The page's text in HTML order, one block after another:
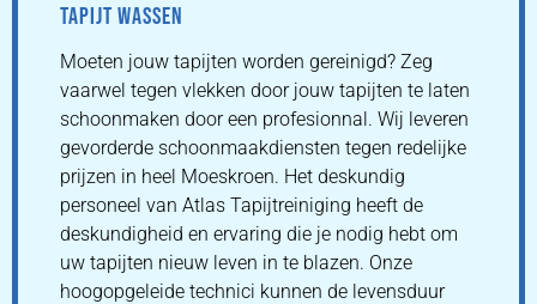
TAPIJT WASSEN
Moeten jouw tapijten worden gereinigd? Zeg
vaarwel tegen vlekken door jouw tapijten te laten
schoonmaken door een profesionnal. Wij leveren
gevorderde schoonmaakdiensten tegen redelijke
prijzen in heel Moeskroen. Het deskundig
personeel van Atlas Tapijtreiniging heeft de
deskundigheid en ervaring die je nodig hebt om
uw tapijten nieuw leven in te blazen. Onze
hoogopgeleide technici kunnen de levensduur